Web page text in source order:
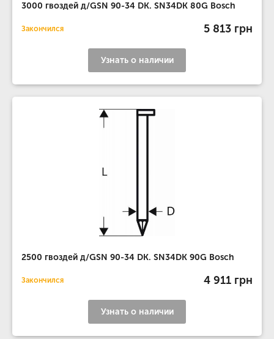
3000 гвоздей д/GSN 90-34 DK. SN34DK 80G Bosch
Закончился 5 813 грн
Узнать о наличии
2500 гвоздей д/GSN 90-34 DK. SN34DK 90G Bosch
Закончился 4 911 грн
Узнать о наличии